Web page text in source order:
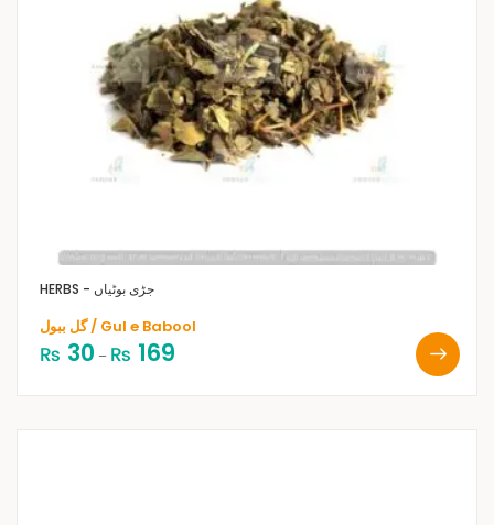
HERBS - جڑی بوٹیاں
گل ببول / Gul e Babool
₨ 30 – ₨ 169